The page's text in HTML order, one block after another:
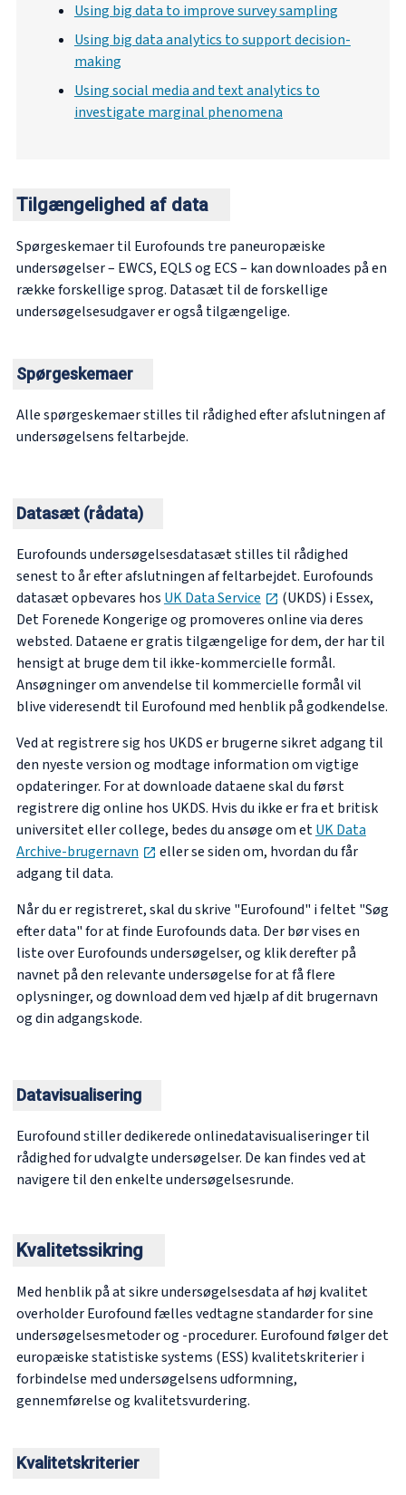
Using big data to improve survey sampling
Using big data analytics to support decision-
making
Using social media and text analytics to
investigate marginal phenomena
Tilgængelighed af data
Spørgeskemaer til Eurofounds tre paneuropæiske
undersøgelser – EWCS, EQLS og ECS – kan downloades på en
række forskellige sprog. Datasæt til de forskellige
undersøgelsesudgaver er også tilgængelige.
Spørgeskemaer
Alle spørgeskemaer stilles til rådighed efter afslutningen af
undersøgelsens feltarbejde.
Datasæt (rådata)
Eurofounds undersøgelsesdatasæt stilles til rådighed
senest to år efter afslutningen af feltarbejdet. Eurofounds
datasæt opbevares hos UK Data Service opens in new tab
(UKDS) i Essex,
Det Forenede Kongerige og promoveres online via deres
websted. Dataene er gratis tilgængelige for dem, der har til
hensigt at bruge dem til ikke-kommercielle formål.
Ansøgninger om anvendelse til kommercielle formål vil
blive videresendt til Eurofound med henblik på godkendelse.
Ved at registrere sig hos UKDS er brugerne sikret adgang til
den nyeste version og modtage information om vigtige
opdateringer. For at downloade dataene skal du først
registrere dig online hos UKDS. Hvis du ikke er fra et britisk
universitet eller college, bedes du ansøge om etUK Data
Archive-brugernavn
opens in new tab
eller se siden om, hvordan du får
adgang til data.
Når du er registreret, skal du skrive "Eurofound" i feltet "Søg
efter data" for at finde Eurofounds data. Der bør vises en
liste over Eurofounds undersøgelser, og klik derefter på
navnet på den relevante undersøgelse for at få flere
oplysninger, og download dem ved hjælp af dit brugernavn
og din adgangskode.
Datavisualisering
Eurofound stiller dedikerede onlinedatavisualiseringer til
rådighed for udvalgte undersøgelser. De kan findes ved at
navigere til den enkelte undersøgelsesrunde.
Kvalitetssikring
Med henblik på at sikre undersøgelsesdata af høj kvalitet
overholder Eurofound fælles vedtagne standarder for sine
undersøgelsesmetoder og -procedurer. Eurofound følger det
europæiske statistiske systems (ESS) kvalitetskriterier i
forbindelse med undersøgelsens udformning,
gennemførelse og kvalitetsvurdering.
Kvalitetskriterier